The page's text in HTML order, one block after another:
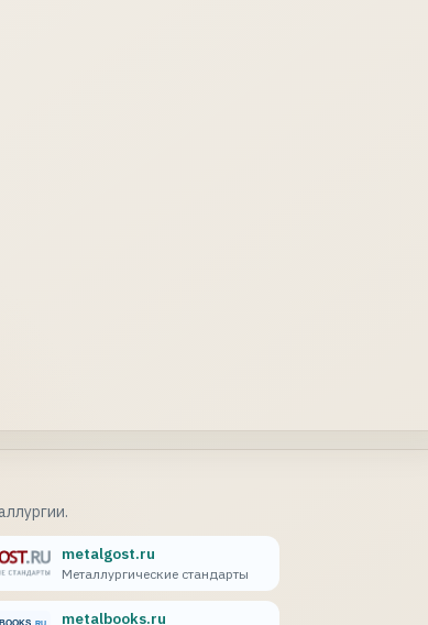
metalgost.ru
Металлургические стандарты
metalbooks.ru